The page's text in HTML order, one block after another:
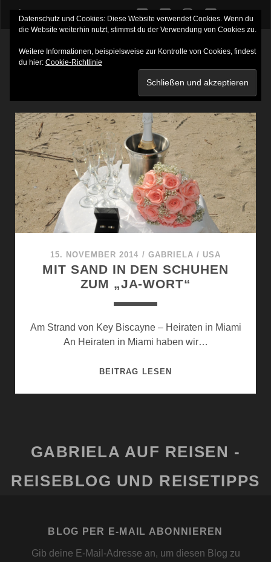
twitterfacebookinstagram
youtube
15. NOVEMBER 2014 / GABRIELA / USA
MIT SAND IN DEN SCHUHEN
ZUM „JA-WORT“
Am Strand von Key Biscayne – Heiraten in Miami
An Heiraten in Miami haben wir…
BEITRAG LESENMIT
„JA-
GABRIELA AUF REISEN -
REISEBLOG UND REISETIPPS
BLOG PER E-MAIL ABONNIEREN
Gib deine E-Mail-Adresse an, um diesen Blog zu
Datenschutz und Cookies: Diese Website verwendet Cookies. Wenn du
die Website weiterhin nutzt, stimmst du der Verwendung von Cookies zu.
Weitere Informationen, beispielsweise zur Kontrolle von Cookies, findest
du hier: Cookie-Richtlinie